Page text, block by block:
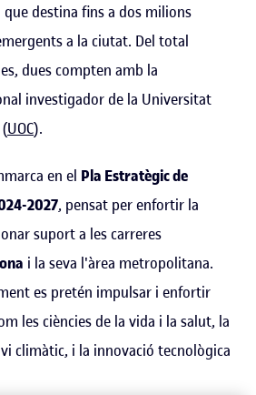
destina fins a dos milions
a la ciutat. Del total
dues compten amb la
investigador de la Universitat
UOC).
en el Pla Estratègic de
2027, pensat per enfortir la
suport a les carreres
i la seva l'àrea metropolitana.
es pretén impulsar i enfortir
les ciències de la vida i la salut, la
climàtic, i la innovació tecnològica